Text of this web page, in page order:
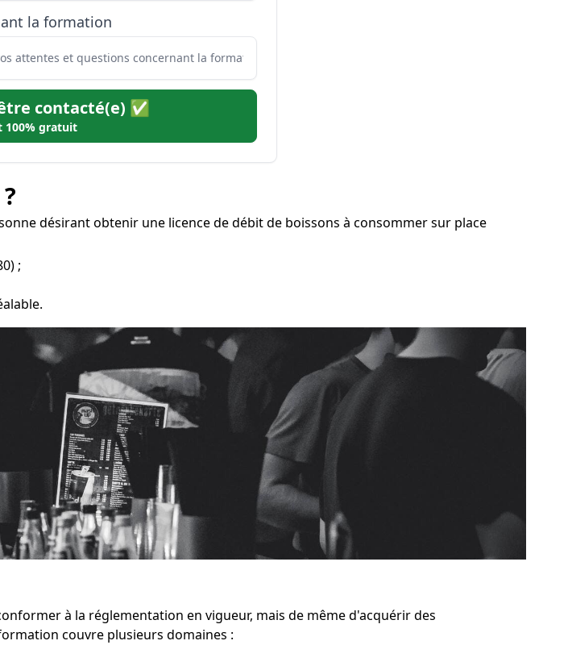
la formation
contacté(e) ✅
100% gratuit
désirant obtenir une licence de débit de boissons à consommer sur place
;
à la réglementation en vigueur, mais de même d'acquérir des
couvre plusieurs domaines :